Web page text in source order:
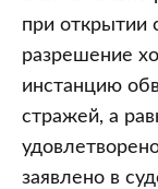
при открытии
разрешение
инстанцию
стражей, а
заявлено в